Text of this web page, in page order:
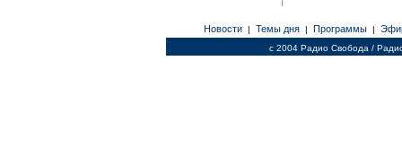
Новости | Темы дня | Программы |
c 2004 Радио Свобода /